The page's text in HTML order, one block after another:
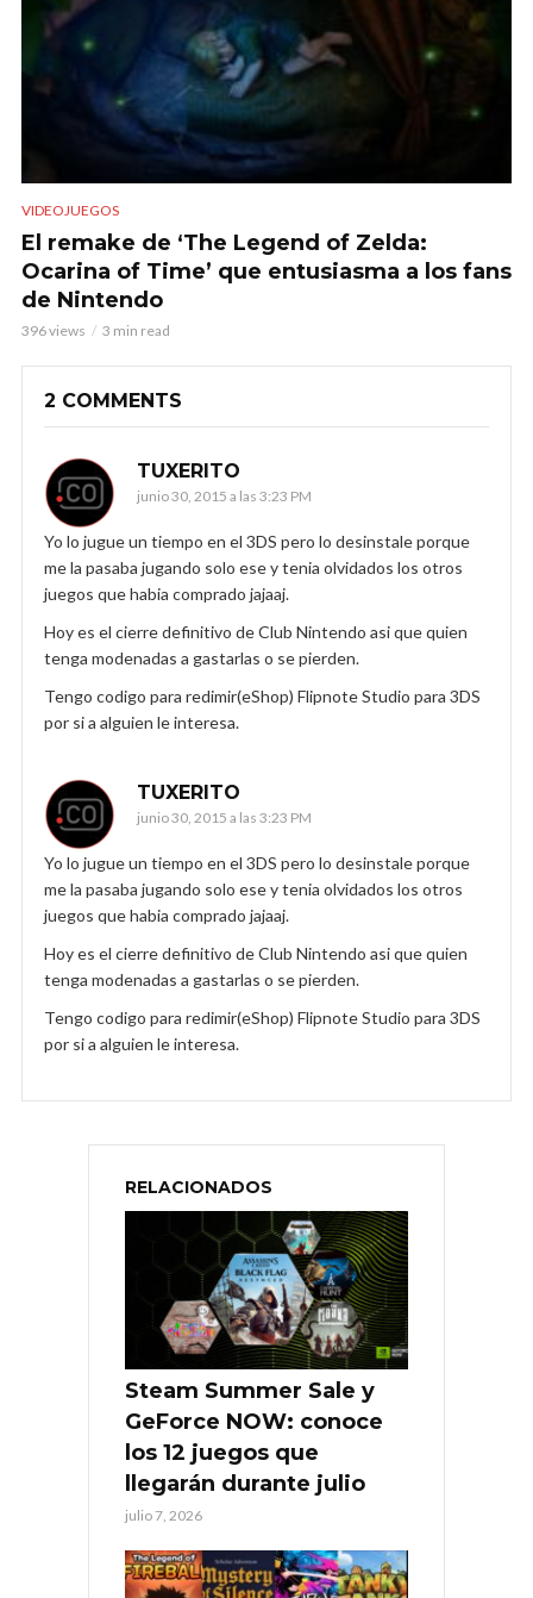
VIDEOJUEGOS
El remake de ‘The Legend of Zelda:
Ocarina of Time’ que entusiasma a los fans
de Nintendo
396 views 3 min read
2 COMMENTS
TUXERITO
junio 30, 2015 a las 3:23 PM
Yo lo jugue un tiempo en el 3DS pero lo desinstale porque
me la pasaba jugando solo ese y tenia olvidados los otros
juegos que habia comprado jajaaj.
Hoy es el cierre definitivo de Club Nintendo asi que quien
tenga modenadas a gastarlas o se pierden.
Tengo codigo para redimir(eShop) Flipnote Studio para 3DS
por si a alguien le interesa.
TUXERITO
junio 30, 2015 a las 3:23 PM
Yo lo jugue un tiempo en el 3DS pero lo desinstale porque
me la pasaba jugando solo ese y tenia olvidados los otros
juegos que habia comprado jajaaj.
Hoy es el cierre definitivo de Club Nintendo asi que quien
tenga modenadas a gastarlas o se pierden.
Tengo codigo para redimir(eShop) Flipnote Studio para 3DS
por si a alguien le interesa.
RELACIONADOS
Steam Summer Sale y
GeForce NOW: conoce
los 12 juegos que
llegarán durante julio
julio 7, 2026